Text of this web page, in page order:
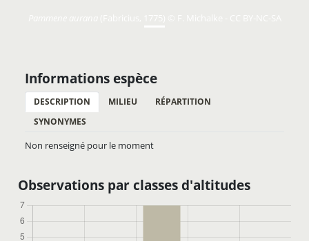
Informations espèce
DESCRIPTION MILIEU
RÉPARTITION
SYNONYMES
Non renseigné pour le moment
Observations par classes d'altitudes